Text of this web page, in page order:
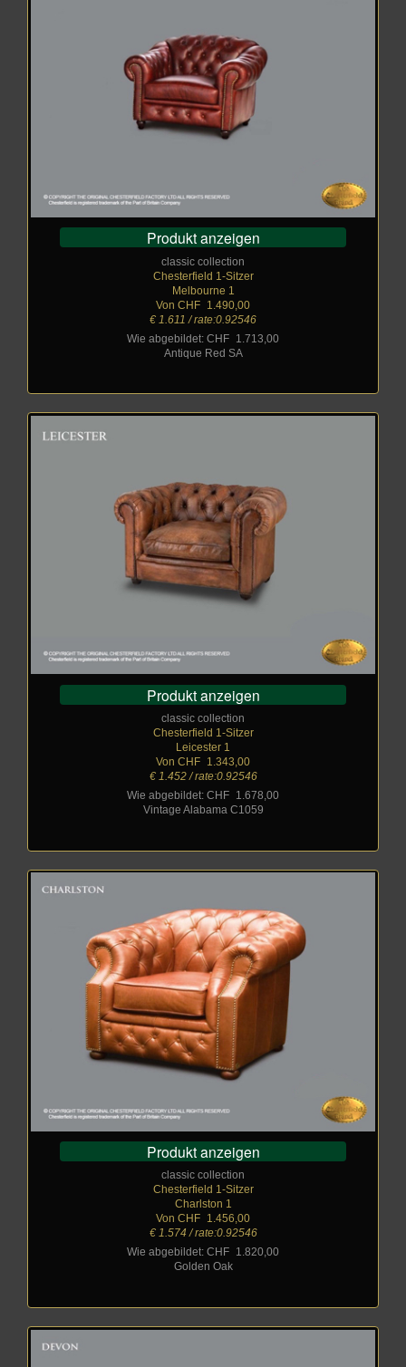
Produkt anzeigen
classic collection
Chesterfield 1-Sitzer
Melbourne 1
Von CHF
1.490,00
€ 1.611 / rate:0.92546
Wie abgebildet: CHF
1.713,00
Antique Red SA
Produkt anzeigen
classic collection
Chesterfield 1-Sitzer
Leicester 1
Von CHF
1.343,00
€ 1.452 / rate:0.92546
Wie abgebildet: CHF
1.678,00
Vintage Alabama C1059
Produkt anzeigen
classic collection
Chesterfield 1-Sitzer
Charlston 1
Von CHF
1.456,00
€ 1.574 / rate:0.92546
Wie abgebildet: CHF
1.820,00
Golden Oak